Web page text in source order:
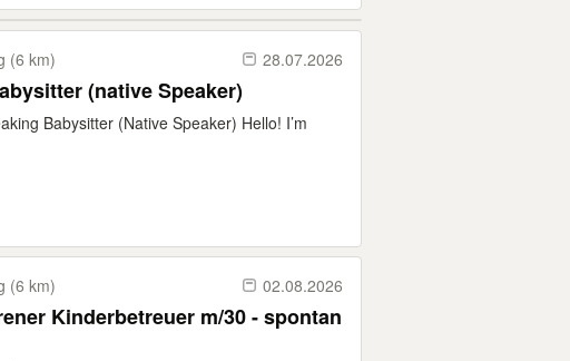
(6 km) 28.07.2026
(native Speaker)
Babysitter (Native Speaker) Hello! I’m
(6 km) 02.08.2026
Kinderbetreuer m/30 - spontan